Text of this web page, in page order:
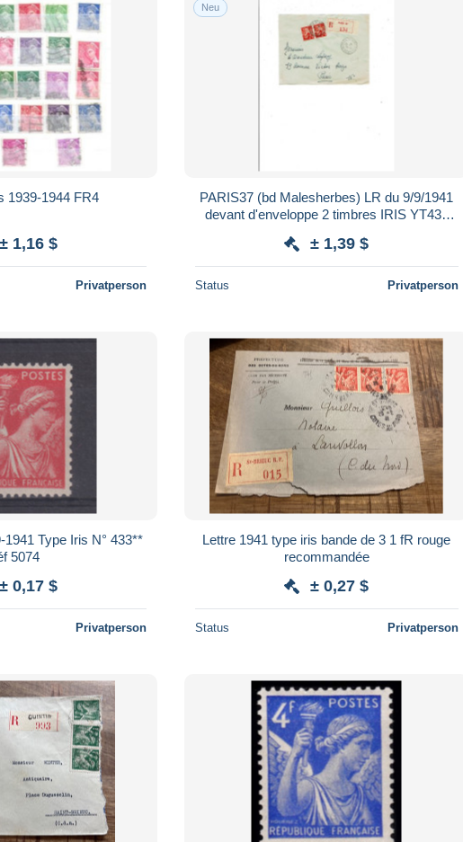
1939-1944 FR4
± 1,16 $
Privatperson
Neu
PARIS37 (bd Malesherbes) LR du 9/9/1941
devant d'enveloppe 2 timbres IRIS YT435
± 1,39 $
Status Privatperson
1941 Type Iris N° 433**
5074
± 0,17 $
Privatperson
Lettre 1941 type iris bande de 3 1 fR rouge
recommandée
± 0,27 $
Status Privatperson